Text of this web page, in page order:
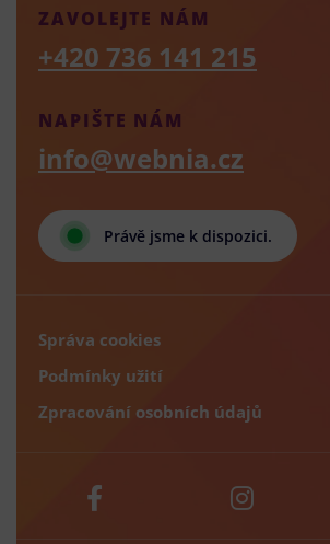
Právě jsme k dispozici.
NAPIŠTE NÁM
info@webnia.cz
ZAVOLEJTE NÁM
+420 736 141 215
Správa cookies
Podmínky užití
Zpracování osobních údajů